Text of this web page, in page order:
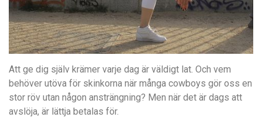
Att ge dig själv krämer varje dag är väldigt lat. Och vem
behöver utöva för skinkorna när många cowboys gör oss en
stor röv utan någon ansträngning? Men när det är dags att
avslöja, är lättja betalas för.